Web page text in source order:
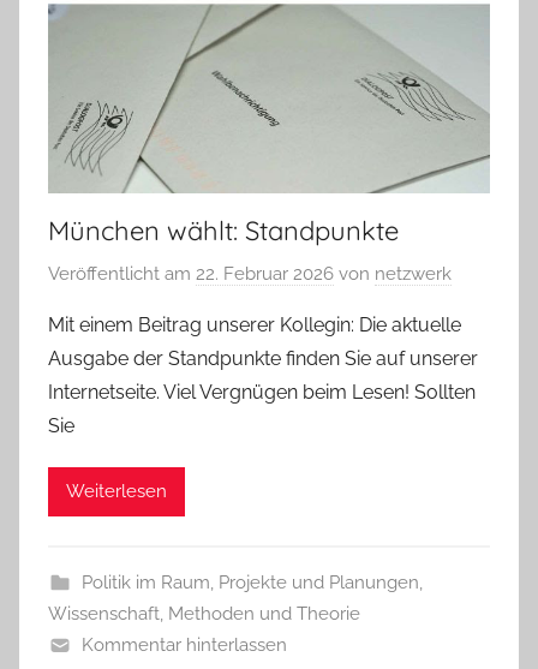
München wählt: Standpunkte
Veröffentlicht am 22. Februar 2026 von netzwerk
Mit einem Beitrag unserer Kollegin: Die aktuelle
Ausgabe der Standpunkte finden Sie auf unserer
Internetseite. Viel Vergnügen beim Lesen! Sollten
Sie
Weiterlesen
Politik im Raum, Projekte und Planungen,
Wissenschaft, Methoden und Theorie
Kommentar hinterlassen